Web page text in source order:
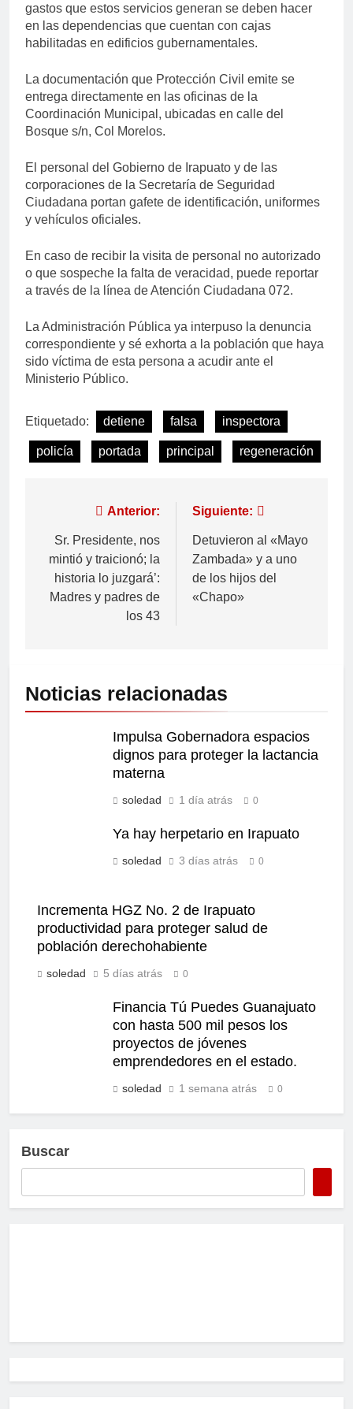
gastos que estos servicios generan se deben hacer
en las dependencias que cuentan con cajas
habilitadas en edificios gubernamentales.
La documentación que Protección Civil emite se
entrega directamente en las oficinas de la
Coordinación Municipal, ubicadas en calle del
Bosque s/n, Col Morelos.
El personal del Gobierno de Irapuato y de las
corporaciones de la Secretaría de Seguridad
Ciudadana portan gafete de identificación, uniformes
y vehículos oficiales.
En caso de recibir la visita de personal no autorizado
o que sospeche la falta de veracidad, puede reportar
a través de la línea de Atención Ciudadana 072.
La Administración Pública ya interpuso la denuncia
correspondiente y sé exhorta a la población que haya
sido víctima de esta persona a acudir ante el
Ministerio Público.
Etiquetado: detiene falsa inspectora
policía portada principal regeneración
Anterior:
Sr. Presidente, nos
mintió y traicionó; la
historia lo juzgará’:
Madres y padres de
los 43
Siguiente:
Detuvieron al «Mayo
Zambada» y a uno
de los hijos del
«Chapo»
Noticias relacionadas
Impulsa Gobernadora espacios
dignos para proteger la lactancia
materna
soledad 1 día atrás 0
Ya hay herpetario en Irapuato
soledad 3 días atrás 0
Incrementa HGZ No. 2 de Irapuato
productividad para proteger salud de
población derechohabiente
soledad 5 días atrás 0
Financia Tú Puedes Guanajuato
con hasta 500 mil pesos los
proyectos de jóvenes
emprendedores en el estado.
soledad 1 semana atrás 0
Buscar